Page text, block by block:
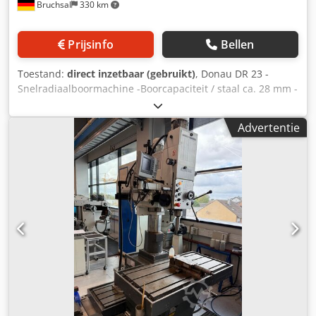
inschakelduur. Snelheidsbereik: min -1 15 - 2800 Koppel
voor aanvoer X-as - AC - servomotor kW 0,25 Y-as - AC -
servomotor kW 0,25 Z-as - AC - servomotor kW 4,50 W-as -
7,5 / 7,5 / 5 ijlgangsnelheden (W): m/min. 3 Aanzet traploos
mm/min 5 - 2000 Nauwkeurigheid
Positioneernauwkeurigheid X-, Y-as tot 1200 mm mm ±
0,075 Elektrische gegevens Bedrijfsspanning / frequentie V
/ Hz 400 / 50 Stuurspanning V 24 Hydraulisch aggregaat
voor klemming kW 0,75 Totaal aangesloten vermogen kVA
13,0 Gewicht Danumeric 440 (zonder verpakking) Djdpfeu
Aa I Sex Acrock met tafel 1800 x 600 mm kg 2800 CNC
besturing Assen: 4 (X, Y, Z, W), uitbreidbaar Processor: 32-
bits CPU Scherm: TFT-plat scherm, van alle kanten goed
leesbaar, 215 x 160 mm van alle kanten goed leesbaar, 215
x 160 mm Positie-informatie: Cartesisch of polair, absolute
of incrementele metingen, Meeteenheid: mm of inch of in
graden Interpolatie: 2 assen (X, Y) Technologiedatabase:
gereedschapsbeheer, gereedschapssuggesties volgens
bewerking bewerkingstype, materiaalafhankelijke
Bruchsal 330 km
Prijsinfo Bellen
Toestand: direct inzetbaar (gebruikt), Donau DR 23 -
Snelradiaalboormachine -Boorcapaciteit / staal ca. 28 mm -
Overhang ca. 700 mm -Morseconus MK 3 -Toerentalbereik
70-1550 tpm - versnellingsbak -Voedingsbereik 0,075-0,3
mm -Boordiepte 130 mm -Schroefdraadsnijinrichting -
Hydraulische spanklem -Documentatie Dcsdpfxeztdz Ao
Acrok Afmetingen: L x B x H 2 x 1,7 x 1,9 meter / Gewicht
Advertentie